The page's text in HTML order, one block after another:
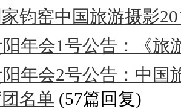
钧窑中国旅游摄影
阳年会1号公告：《旅
阳年会2号公告：中
名单 (57篇回复)